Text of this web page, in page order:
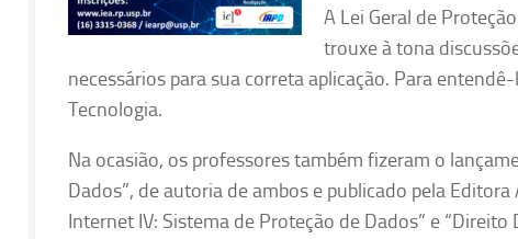
A Lei Geral de
trouxe à tona
necessários para sua correta aplicação. Para
Tecnologia.
Na ocasião, os professores também fizeram o
Dados”, de autoria de ambos e publicado pela
Internet IV: Sistema de Proteção de Dados” e